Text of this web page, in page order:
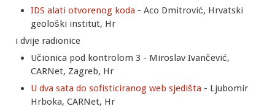
IDS alati otvorenog koda - Aco Dmitrović, Hrvatski
geološki institut, Hr
i dvije radionice
Učionica pod kontrolom 3 - Miroslav Ivančević,
CARNet, Zagreb, Hr
U dva sata do sofisticiranog web sjedišta - Ljubomir
Hrboka, CARNet, Hr